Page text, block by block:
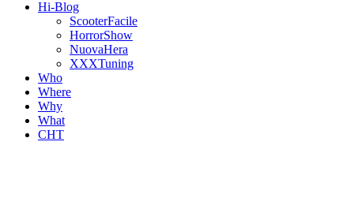
Hi-Blog
ScooterFacile
HorrorShow
NuovaHera
XXXTuning
Who
Where
Why
What
CHT